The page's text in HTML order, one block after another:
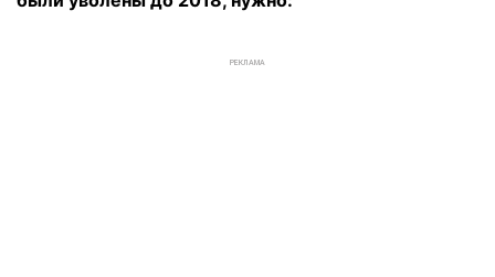
РЕКЛАМА